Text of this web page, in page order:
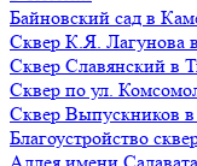
Байновский сад в
Сквер К.Я. Лагунова
Сквер Славянский в
Сквер по ул.
Сквер Выпускников в
Благоустройство